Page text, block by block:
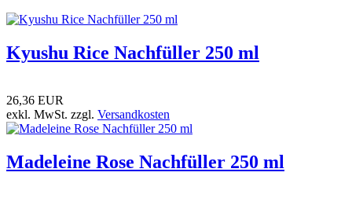
Kyushu Rice Nachfüller 250 ml
26,36 EUR
exkl. MwSt. zzgl. Versandkosten
Madeleine Rose Nachfüller 250 ml